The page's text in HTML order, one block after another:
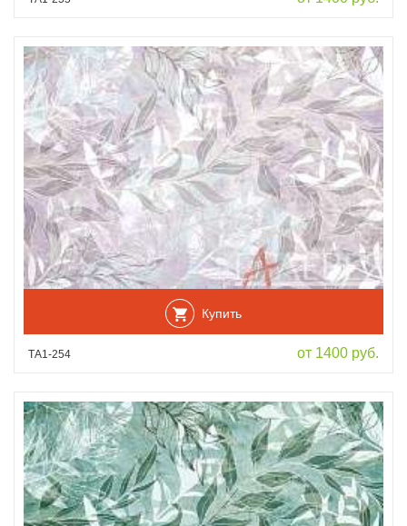
Купить
ТА1-254 от 1400 руб.